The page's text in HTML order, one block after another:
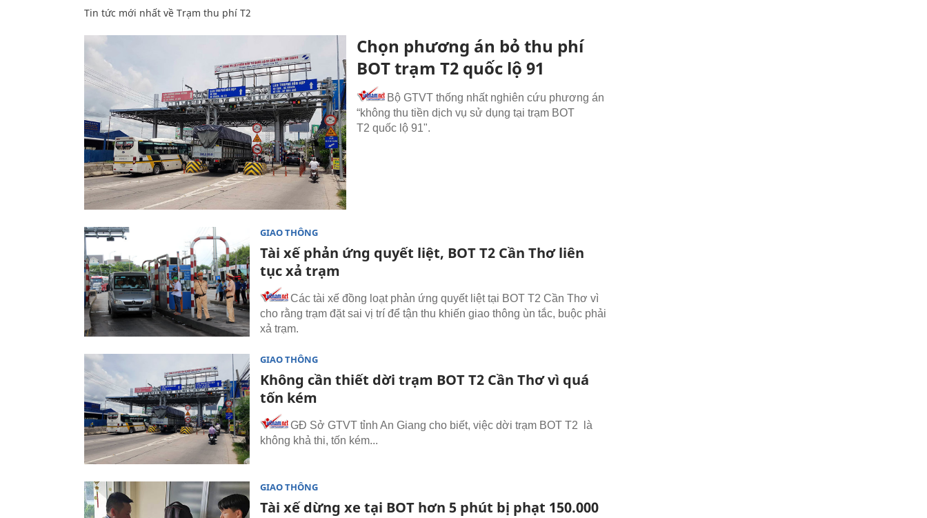
Tin tức mới nhất về Trạm thu phí T2
Chọn phương án bỏ thu phí
BOT trạm T2 quốc lộ 91
Bộ GTVT thống nhất nghiên cứu phương án
“không thu tiền dịch vụ sử dụng tại trạm BOT
T2 quốc lộ 91".
GIAO THÔNG
Tài xế phản ứng quyết liệt, BOT T2 Cần Thơ liên
tục xả trạm
Các tài xế đồng loạt phản ứng quyết liệt tại BOT T2 Cần Thơ vì
cho rằng trạm đặt sai vị trí để tận thu khiến giao thông ùn tắc, buộc phải
xả trạm.
GIAO THÔNG
Không cần thiết dời trạm BOT T2 Cần Thơ vì quá
tốn kém
GĐ Sở GTVT tỉnh An Giang cho biết, việc dời trạm BOT T2 là
không khả thi, tốn kém...
GIAO THÔNG
Tài xế dừng xe tại BOT hơn 5 phút bị phạt 150.000